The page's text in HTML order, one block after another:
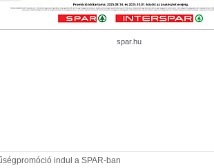
spar.hu
indul a SPAR-ban